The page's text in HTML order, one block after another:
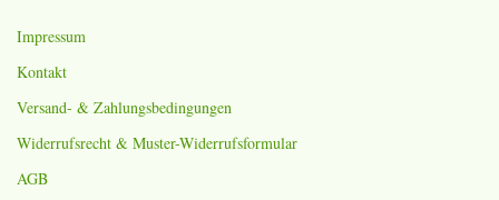
Impressum
Kontakt
Versand- & Zahlungsbedingungen
Widerrufsrecht & Muster-Widerrufsformular
AGB